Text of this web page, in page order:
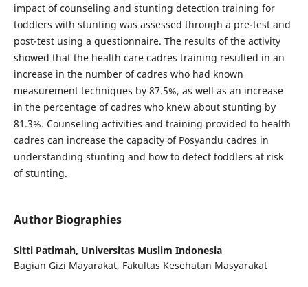
impact of counseling and stunting detection training for
toddlers with stunting was assessed through a pre-test and
post-test using a questionnaire. The results of the activity
showed that the health care cadres training resulted in an
increase in the number of cadres who had known
measurement techniques by 87.5%, as well as an increase
in the percentage of cadres who knew about stunting by
81.3%. Counseling activities and training provided to health
cadres can increase the capacity of Posyandu cadres in
understanding stunting and how to detect toddlers at risk
of stunting.
Author Biographies
Sitti Patimah, Universitas Muslim Indonesia
Bagian Gizi Mayarakat, Fakultas Kesehatan Masyarakat